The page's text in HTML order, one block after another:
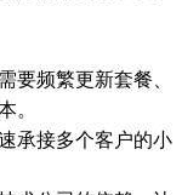
要频繁更新套餐、
。
承接多个客户的小